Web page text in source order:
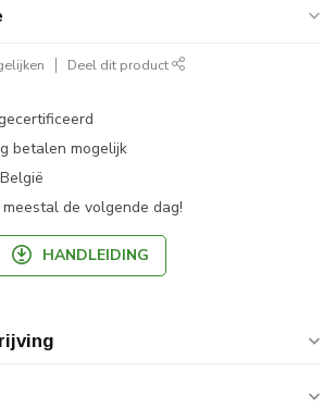
Deel dit product
betalen mogelijk
de volgende dag!
HANDLEIDING